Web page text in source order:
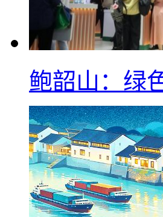
鲍韶山：绿